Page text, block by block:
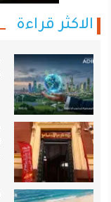
الاكثر قراءة